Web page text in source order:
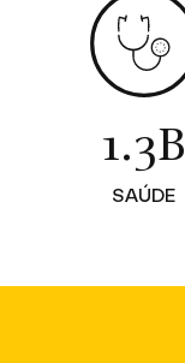
1.3B
SAÚDE